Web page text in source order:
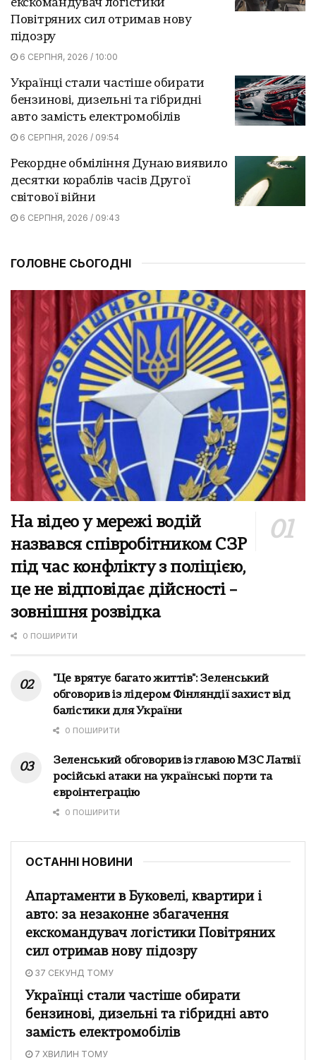
екскомандувач логістики
Повітряних сил отримав нову
підозру
6 СЕРПНЯ, 2026 / 10:00
Українці стали частіше обирати
бензинові, дизельні та гібридні
авто замість електромобілів
6 СЕРПНЯ, 2026 / 09:54
Рекордне обміління Дунаю виявило
десятки кораблів часів Другої
світової війни
6 СЕРПНЯ, 2026 / 09:43
ГОЛОВНЕ СЬОГОДНІ
На відео у мережі водій
назвався співробітником СЗР
під час конфлікту з поліцією,
це не відповідає дійсності –
зовнішня розвідка
0 ПОШИРИТИ
"Це врятує багато життів": Зеленський
обговорив із лідером Фінляндії захист від
балістики для України
0 ПОШИРИТИ
Зеленський обговорив із главою МЗС Латвії
російські атаки на українські порти та
євроінтеграцію
0 ПОШИРИТИ
ОСТАННІ НОВИНИ
Апартаменти в Буковелі, квартири і
авто: за незаконне збагачення
екскомандувач логістики Повітряних
сил отримав нову підозру
37 СЕКУНД ТОМУ
Українці стали частіше обирати
бензинові, дизельні та гібридні авто
замість електромобілів
7 ХВИЛИН ТОМУ